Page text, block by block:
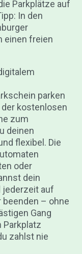
Parkplätze auf
In den
einen freien
parken
kostenlosen
zum
deinen
flexibel. Die
oder
dein
jederzeit auf
beenden – ohne
Gang
Parkplatz
zahlst nie